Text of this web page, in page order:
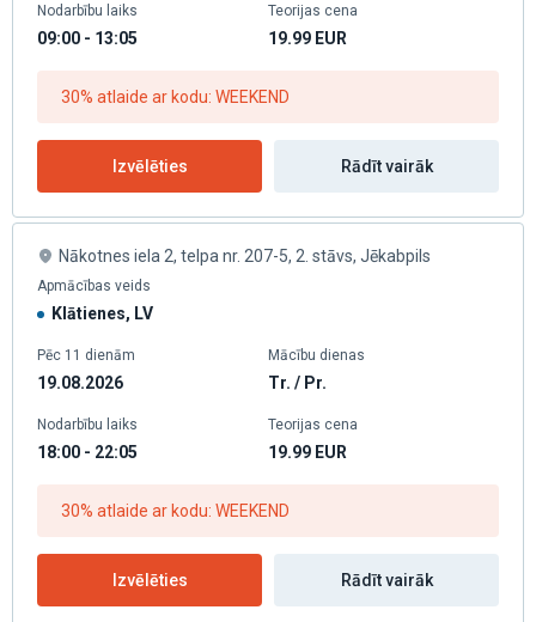
Nodarbību laiks
09:00 - 13:05
Teorijas cena
19.99 EUR
30% atlaide ar kodu: WEEKEND
Izvēlēties Rādīt vairāk
Nākotnes iela 2, telpa nr. 207-5, 2. stāvs, Jēkabpils
Apmācības veids
Klātienes, LV
Pēc 11 dienām
19.08.2026
Mācību dienas
Tr. / Pr.
Nodarbību laiks
18:00 - 22:05
Teorijas cena
19.99 EUR
30% atlaide ar kodu: WEEKEND
Izvēlēties Rādīt vairāk